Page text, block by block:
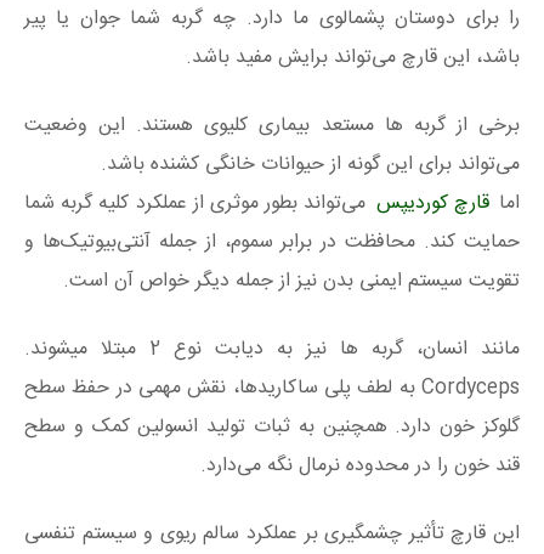
را برای دوستان پشمالوی ما دارد. چه گربه شما جوان یا پیر
باشد، این قارچ می‌تواند برایش مفید باشد.
برخی از گربه ها مستعد بیماری کلیوی هستند. این وضعیت
می‌تواند برای این گونه از حیوانات خانگی کشنده باشد.
اما قارچ کوردیپس می‌تواند بطور موثری از عملکرد کلیه گربه شما
حمایت کند. محافظت در برابر سموم، از جمله آنتی‌بیوتیک‌ها و
تقویت سیستم ایمنی بدن نیز از جمله دیگر خواص آن است.
مانند انسان، گربه ها نیز به دیابت نوع 2 مبتلا میشوند.
Cordyceps به لطف پلی ساکاریدها، نقش مهمی در حفظ سطح
گلوکز خون دارد. همچنین به ثبات تولید انسولین کمک و سطح
قند خون را در محدوده نرمال نگه می‌دارد.
این قارچ تأثیر چشمگیری بر عملکرد سالم ریوی و سیستم تنفسی